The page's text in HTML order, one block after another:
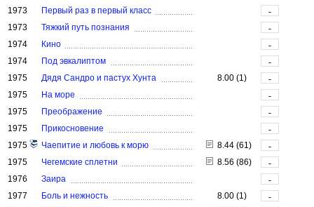
1973
Первый раз в первый класс
-
1973
Тяжкий путь познания
-
1974
Кино
-
1974
Под эвкалиптом
-
1975
Дядя Сандро и пастух Хунта 8.00 (1)
-
1975
На море
-
1975
Преображение
-
1975
Прикосновение
-
1975
Чаепитие и любовь к морю 8.44 (61)
-
1975
Чегемские сплетни 8.56 (86)
-
1976
Заира
-
1977
Боль и нежность 8.00 (1)
-